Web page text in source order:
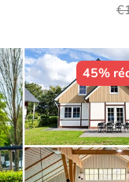
45%